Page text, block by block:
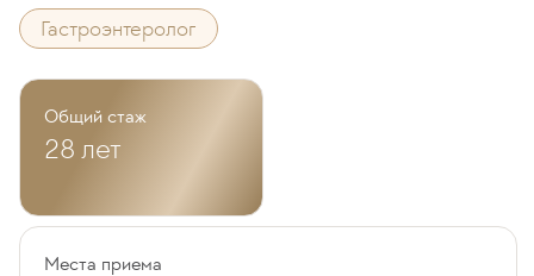
Гастроэнтеролог
Общий стаж
28 лет
Места приема